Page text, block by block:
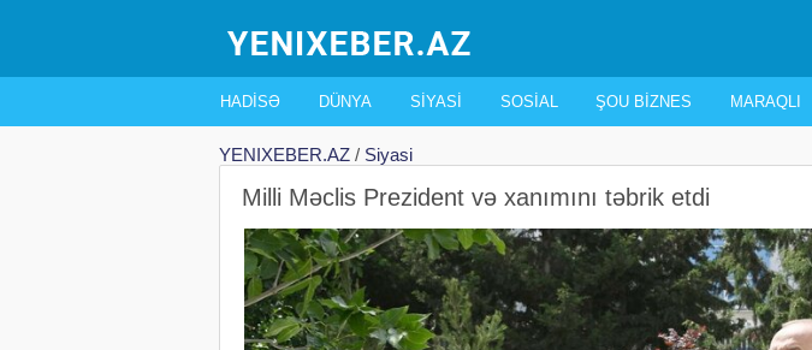
HADISƏ DÜNYA SIYASI SOSIAL ŞOU BIZNES MARAQLI
YENIXEBER.AZ / Siyasi
Milli Məclis Prezident və xanımını təbrik etdi